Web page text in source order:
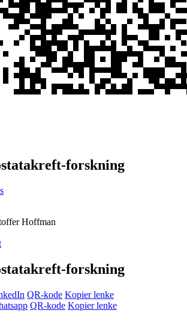
forskning
Hoffman
forskning
QR-kode Kopier lenke
QR-kode Kopier lenke